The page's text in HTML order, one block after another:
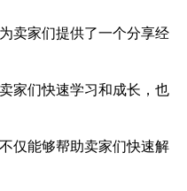
卖家们提供了一个分享经
家们快速学习和成长，也
仅能够帮助卖家们快速解